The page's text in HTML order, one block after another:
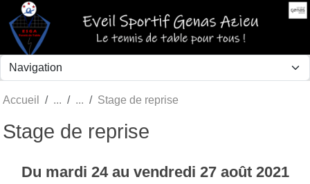
Accueil Stage de reprise
Stage de reprise
Du mardi 24au vendredi 27 août 2021
Panneau de gestion des cookies